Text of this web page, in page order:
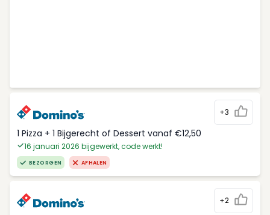
+3
1 Pizza + 1 Bijgerecht of Dessert vanaf €12,50
16 januari 2026 bijgewerkt, code werkt!
BEZORGEN AFHALEN
+2